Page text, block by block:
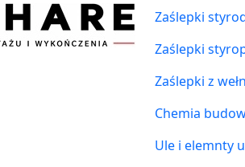
Zaślepki
Zaślepki
Zaślepki z
Chemia
Ule i elemnty